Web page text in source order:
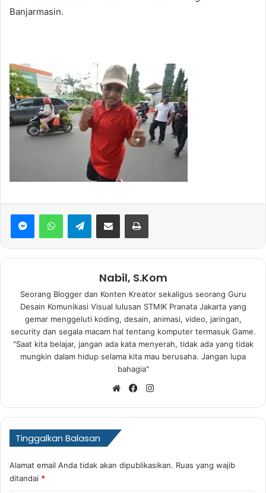
Banjarmasin.
WhatsAppTelegramBagikan via Email Print
Nabil, S.Kom
Seorang Blogger dan Konten Kreator sekaligus seorang Guru
Desain Komunikasi Visual lulusan STMIK Pranata Jakarta yang
gemar menggeluti koding, desain, animasi, video, jaringan,
security dan segala macam hal tentang komputer termasuk Game.
"Saat kita belajar, jangan ada kata menyerah, tidak ada yang tidak
mungkin dalam hidup selama kita mau berusaha. Jangan lupa
bahagia"
WebsiteFacebook
Tinggalkan Balasan
Alamat email Anda tidak akan dipublikasikan. Ruas yang wajib
ditandai *